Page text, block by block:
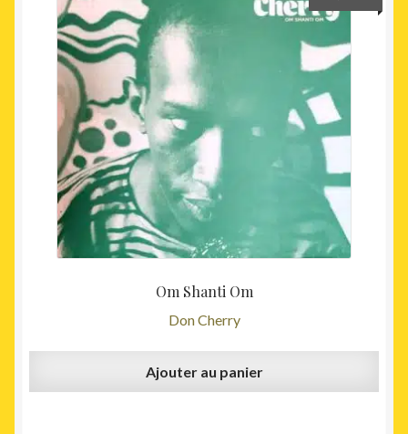
Om Shanti Om
Don Cherry
Ajouter au panier